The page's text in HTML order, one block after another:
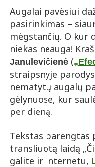
Augalai pavėsiui
pasirinkimas –
mėgstančių. O kur
niekas neauga!
Janulevičienė („
straipsnyje
nematytų augalų
gėlynuose, kur
per dieną.
Tekstas parengtas
transliuotą laidą
galite ir internetu,